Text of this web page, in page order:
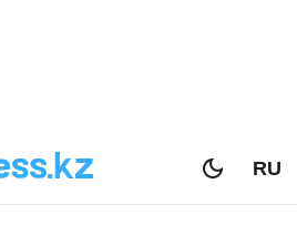
RU